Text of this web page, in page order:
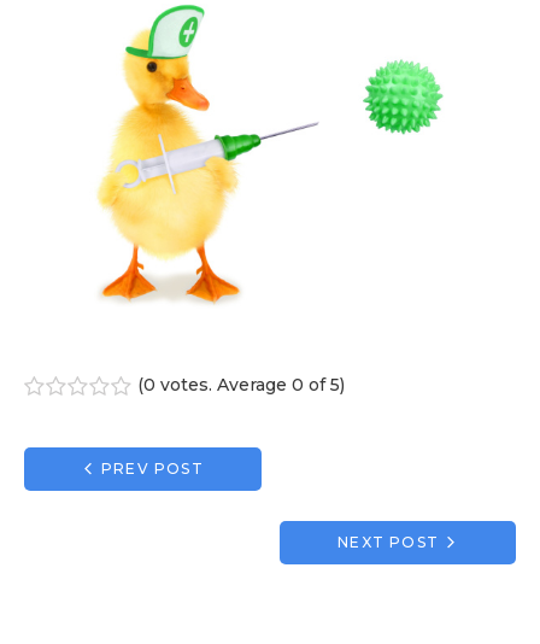
(0 votes. Average 0 of 5)
Navigation
de
PREV POST
NEXT POST